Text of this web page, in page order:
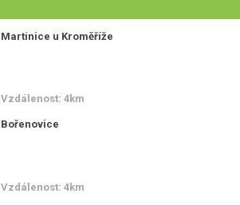
Martinice u Kroměříže
Vzdálenost: 4km
Bořenovice
Vzdálenost: 4km